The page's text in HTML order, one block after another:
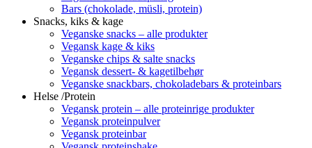
Bars (chokolade, müsli, protein)
Snacks, kiks & kage
Veganske snacks – alle produkter
Vegansk kage & kiks
Veganske chips & salte snacks
Vegansk dessert- & kagetilbehør
Veganske snackbars, chokoladebars & proteinbars
Helse /Protein
Vegansk protein – alle proteinrige produkter
Vegansk proteinpulver
Vegansk proteinbar